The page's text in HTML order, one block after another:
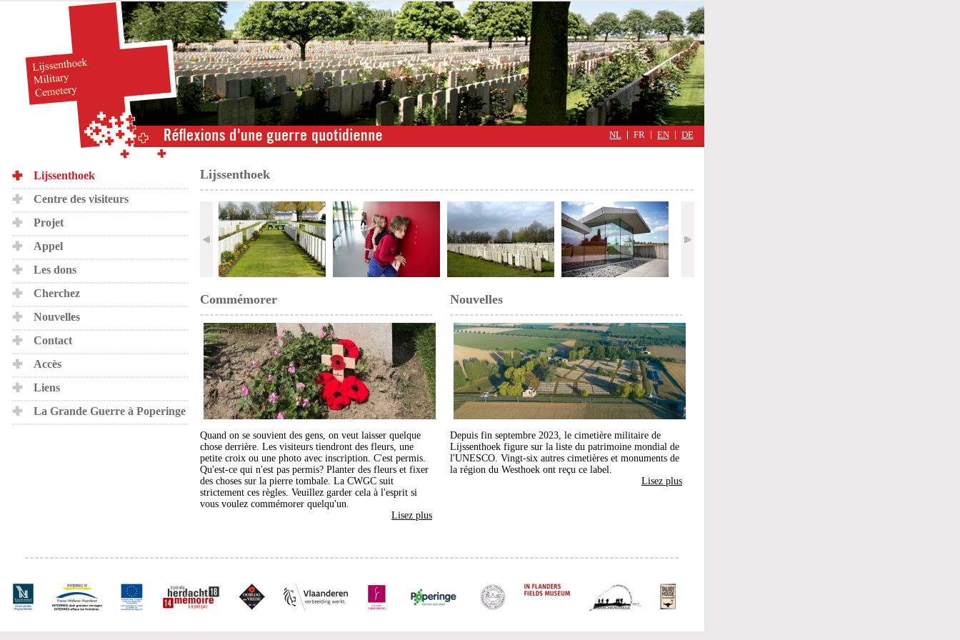
military
cimmetary,
Réflexions
d'une
quotidienne
NL FR EN DE
Lijssenthoek
Centre des visiteurs
Projet
Appel
Les dons
Cherchez
Nouvelles
Contact
Accès
Liens
La Grande Guerre à Poperinge
Lijssenthoek
Commémorer
Quand on se souvient des gens, on veut laisser quelque
chose derrière. Les visiteurs tiendront des fleurs, une
petite croix ou une photo avec inscription. C'est permis.
Qu'est-ce qui n'est pas permis? Planter des fleurs et fixer
des choses sur la pierre tombale. La CWGC suit
strictement ces règles. Veuillez garder cela à l'esprit si
vous voulez commémorer quelqu'un.
Lisez plus
Nouvelles
Depuis fin septembre 2023, le cimetière militaire de
Lijssenthoek figure sur la liste du patrimoine mondial de
l'UNESCO. Vingt-six autres cimetières et monuments de
la région du Westhoek ont reçu ce label.
Lisez plus